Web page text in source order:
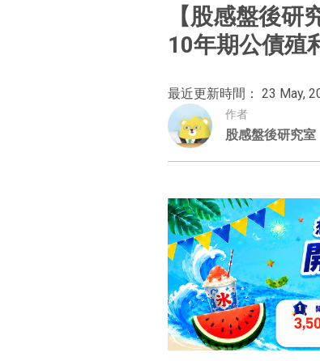
【股感盤後
10年期公債殖
最近更新時間： 23 May,
作者
股感盤後研究室